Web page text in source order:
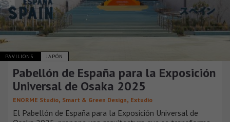
PAVILIONS JAPÓN
Pabellón de España para la Exposición
Universal de Osaka 2025
ENORME Studio, Smart & Green Design, Extudio
El Pabellón de España para la Exposición Universal de